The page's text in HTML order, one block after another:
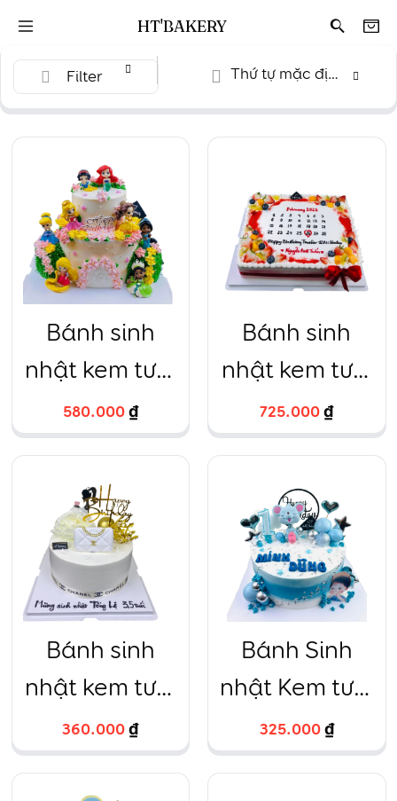
Filter Thứ tự mặc định
Bánh sinh
nhật kem tươi
2 tầng 7 nàng
công chúa
cao 8cm
580.000₫
Bánh sinh
nhật kem tươi
30×40
725.000₫
Bánh sinh
nhật kem tươi
chanel ví
trắng sang
360.000₫
Bánh Sinh
nhật Kem tươi
Chú chuột
xanh
325.000₫
HT'BAKERY